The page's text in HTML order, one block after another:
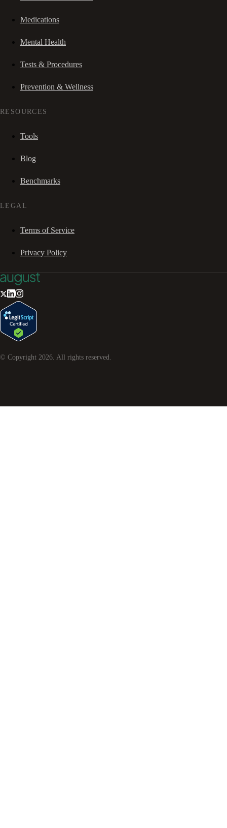
Medications
Mental Health
Tests & Procedures
Prevention & Wellness
RESOURCES
Tools
Blog
Benchmarks
LEGAL
Terms of Service
Privacy Policy
© Copyright 2026 . All rights reserved.